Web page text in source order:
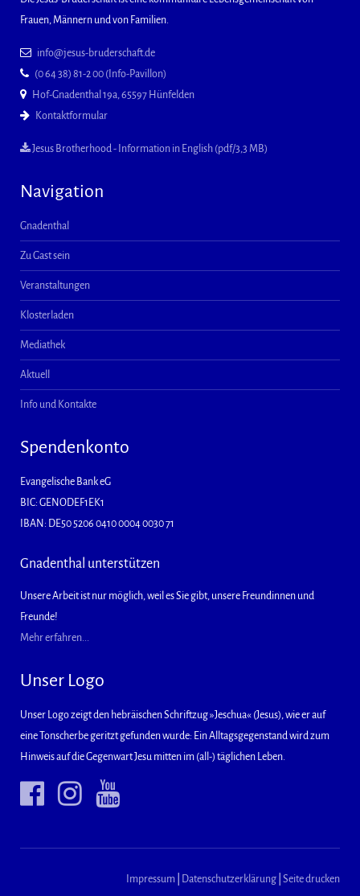
Frauen, Männern und von Familien.
info@jesus-bruderschaft.de
(0 64 38) 81-2 00 (Info-Pavillon)
Hof-Gnadenthal 19a, 65597 Hünfelden
Kontaktformular
Jesus Brotherhood - Information in English (pdf/3,3 MB)
Navigation
Gnadenthal
Zu Gast sein
Veranstaltungen
Klosterladen
Mediathek
Aktuell
Info und Kontakte
Spendenkonto
Evangelische Bank eG
BIC: GENODEF1EK1
IBAN: DE50 5206 0410 0004 0030 71
Gnadenthal unterstützen
Unsere Arbeit ist nur möglich, weil es Sie gibt, unsere Freundinnen und
Freunde!
Mehr erfahren...
Unser Logo
Unser Logo zeigt den hebräischen Schriftzug »Jeschua« (Jesus), wie er auf
eine Tonscherbe geritzt gefunden wurde: Ein Alltagsgegenstand wird zum
Hinweis auf die Gegenwart Jesu mitten im (all-) täglichen Leben.
Impressum Datenschutzerklärung Seite drucken